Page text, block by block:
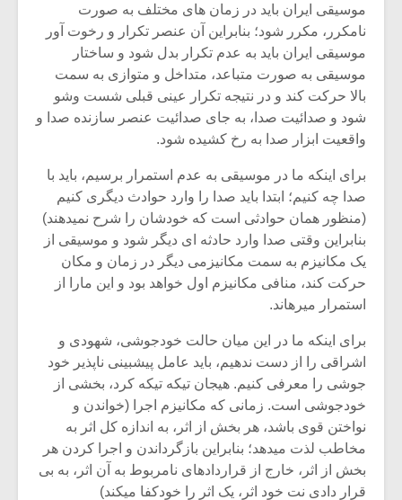
موسیقی ایران باید در زمان های مختلف به صورت
نامکرر، مکرر شود؛ بنابراین آن عنصر تکرار و رخوت آور
موسیقی ایران باید به عدم تکرار بدل شود و ساختار
موسیقی به صورت متباعد، متداخل و متوازی به سمت
بالا حرکت کند و در نتیجه تکرار عینی قبلی شست وشو
شود و صدائیت صدا، به جای صدائیت عنصر سازنده صدا و
واقعیت ابزار صدا به رخ کشیده شود.
برای اینکه ما در موسیقی به عدم استمرار برسیم، باید با
صدا چه کنیم؛ ابتدا باید صدا را وارد حوادث دیگری کنیم
(منظور همان حوادثی است که خودشان را شرح نمیدهند)
بنابراین وقتی صدا وارد حادثه ای دیگر شود و موسیقی از
یک مکانیزم به سمت مکانیزمی دیگر در زمان و مکان
حرکت کند، منافی مکانیزم اول خواهد بود و این مارا از
استمرار میرهاند.
برای اینکه ما در این میان حالت خودجوشی، شهودی و
اشراقی را از دست ندهیم، باید عامل پیشبینی ناپذیر خود
جوشی را معرفی کنیم. هیجان تیکه تیکه کرد، بخشی از
خودجوشی است. زمانی که مکانیزم اجرا (خواندن و
نواختن قوی باشد، هر بخش از اثر، به اندازه کل اثر به
مخاطب لذت میدهد؛ بنابراین بازگرداندن و اجرا کردن هر
بخش از اثر، خارج از قراردادهای نامربوط به آن اثر، به بی
قرار دادی نت خود اثر، یک اثر را خودکفا میکند)
یادداشتی بر موسیقی
متن فیلم «متری
شیش و نیم»
مشهورترین باشی،
بدنام ترین باش
موسیقی
برگزار
موسیقی